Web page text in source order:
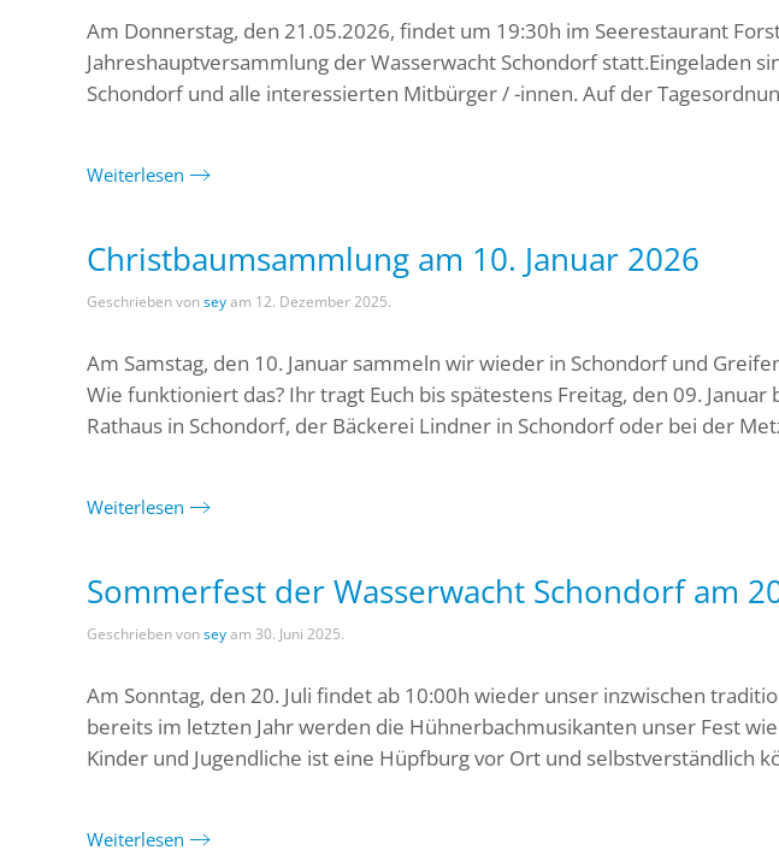
Am Donnerstag, den 21.05.2026, findet um 19:30h im Seerestaurant
Jahreshauptversammlung der Wasserwacht Schondorf statt.Eingeladen
Schondorf und alle interessierten Mitbürger / -innen. Auf der
Weiterlesen
Christbaumsammlung am 10. Januar 2026
Geschrieben vonseyam 12. Dezember 2025.
Am Samstag, den 10. Januar sammeln wir wieder in Schondorf und
Wie funktioniert das? Ihr tragt Euch bis spätestens Freitag, den 09.
Rathaus in Schondorf, der Bäckerei Lindner in Schondorf oder bei der
Weiterlesen
Sommerfest der Wasserwacht Schondorf am
Geschrieben vonseyam 30. Juni 2025.
Am Sonntag, den 20. Juli findet ab 10:00h wieder unser inzwischen
bereits im letzten Jahr werden die Hühnerbachmusikanten unser Fest
Kinder und Jugendliche ist eine Hüpfburg vor Ort und selbstverständlich
Weiterlesen